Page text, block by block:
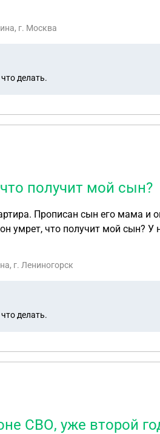
о браке на руках.
г. Москва
делать.
получит мой сын?
Прописан сын его мама
присмерти в больнице. Если не дай Бог он
г. Лениногорск
делать.
СВО, уже второй